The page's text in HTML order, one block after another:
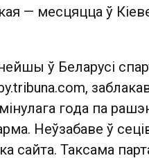
— месцяцца ў
ў Беларусі
года па
Неўзабаве ў
сайта. Таксама